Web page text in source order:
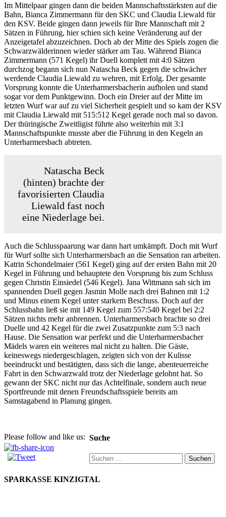
Im Mittelpaar gingen dann die beiden Mannschaftsstärksten auf die
Bahn, Bianca Zimmermann für den SKC und Claudia Liewald für
den KSV. Beide gingen dann jeweils für Ihre Mannschaft mit 2
Sätzen in Führung, hier schien sich keine Veränderung auf der
Anzeigetafel abzuzeichnen. Doch ab der Mitte des Spiels zogen die
Schwarzwälderinnen wieder stärker am Tau. Während Bianca
Zimmermann (571 Kegel) ihr Duell komplett mit 4:0 Sätzen
durchzog begann sich nun Natascha Beck gegen die schwächer
werdende Claudia Liewald zu wehren, mit Erfolg. Der gesamte
Vorsprung konnte die Unterharmersbacherin aufholen und stand
sogar vor dem Punktgewinn. Doch ein Dreier auf der Mitte im
letzten Wurf war auf zu viel Sicherheit gespielt und so kam der KSV
mit Claudia Liewald mit 515:512 Kegel gerade noch mal so davon.
Der thüringische Zweitligist führte also weiterhin mit 3:1
Mannschaftspunkte musste aber die Führung in den Kegeln an
Unterharmersbach abtreten.
Natascha Beck
(hinten) brachte der
favorisierten Claudia
Liewald fast noch
eine Niederlage bei.
Auch die Schlusspaarung war dann hart umkämpft. Doch mit Wurf
für Wurf sollte sich Unterharmersbach an die Sensation ran arbeiten.
Katrin Schondelmaier (561 Kegel) ging auf der ersten Bahn mit 20
Kegel in Führung und behauptete den Vorsprung bis zum Schluss
gegen Christin Einsiedel (546 Kegel). Jana Wittmann sah sich im
spannenden Duell gegen Jasmin Molle nach drei Bahnen mit 1:2
und Minus einem Kegel unter starkem Beschuss. Doch auf der
Schlussbahn ließ sie mit 149 Kegel zum 557:540 Kegel bei 2:2
Sätzen nichts mehr anbrennen. Unterharmersbach brachte so drei
Duelle und 42 Kegel für die zwei Zusatzpunkte zum 5:3 nach
Hause. Die Sensation war perfekt und die Unterharmersbacher
Mädels waren ein weiteres mal nicht zu halten. Die Gäste,
keineswegs niedergeschlagen, zeigten sich von der Kulisse
beeindruckt und bestätigten, dass sich die lange, abenteuerreiche
Fahrt in den Schwarzwald trotz der Niederlage gelohnt hat. So
gewann der SKC nicht nur das Achtelfinale, sondern auch neue
Sportfreunde mit denen Freundschaftsspiele bereits am
Samstagabend in Planung gingen.
Please follow and like us: Suche
Suchen
nach:
SPARKASSE KINZIGTAL